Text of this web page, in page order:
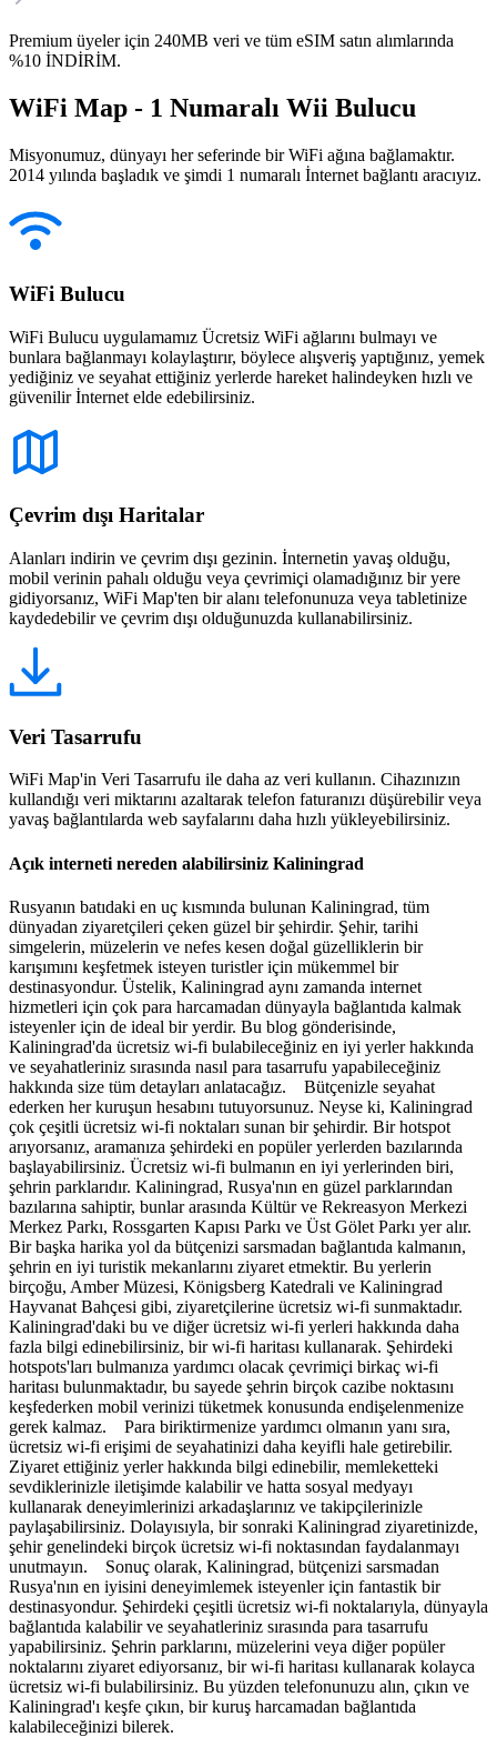
Premium üyeler için 240MB veri ve tüm eSIM satın alımlarında
%10 İNDİRİM.
WiFi Map - 1 Numaralı Wii Bulucu
Misyonumuz, dünyayı her seferinde bir WiFi ağına bağlamaktır.
2014 yılında başladık ve şimdi 1 numaralı İnternet bağlantı aracıyız.
WiFi Bulucu
WiFi Bulucu uygulamamız Ücretsiz WiFi ağlarını bulmayı ve
bunlara bağlanmayı kolaylaştırır, böylece alışveriş yaptığınız, yemek
yediğiniz ve seyahat ettiğiniz yerlerde hareket halindeyken hızlı ve
güvenilir İnternet elde edebilirsiniz.
Çevrim dışı Haritalar
Alanları indirin ve çevrim dışı gezinin. İnternetin yavaş olduğu,
mobil verinin pahalı olduğu veya çevrimiçi olamadığınız bir yere
gidiyorsanız, WiFi Map'ten bir alanı telefonunuza veya tabletinize
kaydedebilir ve çevrim dışı olduğunuzda kullanabilirsiniz.
Veri Tasarrufu
WiFi Map'in Veri Tasarrufu ile daha az veri kullanın. Cihazınızın
kullandığı veri miktarını azaltarak telefon faturanızı düşürebilir veya
yavaş bağlantılarda web sayfalarını daha hızlı yükleyebilirsiniz.
Açık interneti nereden alabilirsiniz Kaliningrad
Rusyanın batıdaki en uç kısmında bulunan Kaliningrad, tüm
dünyadan ziyaretçileri çeken güzel bir şehirdir. Şehir, tarihi
simgelerin, müzelerin ve nefes kesen doğal güzelliklerin bir
karışımını keşfetmek isteyen turistler için mükemmel bir
destinasyondur. Üstelik, Kaliningrad aynı zamanda internet
hizmetleri için çok para harcamadan dünyayla bağlantıda kalmak
isteyenler için de ideal bir yerdir. Bu blog gönderisinde,
Kaliningrad'da ücretsiz wi-fi bulabileceğiniz en iyi yerler hakkında
ve seyahatleriniz sırasında nasıl para tasarrufu yapabileceğiniz
hakkında size tüm detayları anlatacağız. Bütçenizle seyahat
ederken her kuruşun hesabını tutuyorsunuz. Neyse ki, Kaliningrad
çok çeşitli ücretsiz wi-fi noktaları sunan bir şehirdir. Bir hotspot
arıyorsanız, aramanıza şehirdeki en popüler yerlerden bazılarında
başlayabilirsiniz. Ücretsiz wi-fi bulmanın en iyi yerlerinden biri,
şehrin parklarıdır. Kaliningrad, Rusya'nın en güzel parklarından
bazılarına sahiptir, bunlar arasında Kültür ve Rekreasyon Merkezi
Merkez Parkı, Rossgarten Kapısı Parkı ve Üst Gölet Parkı yer alır.
Bir başka harika yol da bütçenizi sarsmadan bağlantıda kalmanın,
şehrin en iyi turistik mekanlarını ziyaret etmektir. Bu yerlerin
birçoğu, Amber Müzesi, Königsberg Katedrali ve Kaliningrad
Hayvanat Bahçesi gibi, ziyaretçilerine ücretsiz wi-fi sunmaktadır.
Kaliningrad'daki bu ve diğer ücretsiz wi-fi yerleri hakkında daha
fazla bilgi edinebilirsiniz, bir wi-fi haritası kullanarak. Şehirdeki
hotspots'ları bulmanıza yardımcı olacak çevrimiçi birkaç wi-fi
haritası bulunmaktadır, bu sayede şehrin birçok cazibe noktasını
keşfederken mobil verinizi tüketmek konusunda endişelenmenize
gerek kalmaz. Para biriktirmenize yardımcı olmanın yanı sıra,
ücretsiz wi-fi erişimi de seyahatinizi daha keyifli hale getirebilir.
Ziyaret ettiğiniz yerler hakkında bilgi edinebilir, memleketteki
sevdiklerinizle iletişimde kalabilir ve hatta sosyal medyayı
kullanarak deneyimlerinizi arkadaşlarınız ve takipçilerinizle
paylaşabilirsiniz. Dolayısıyla, bir sonraki Kaliningrad ziyaretinizde,
şehir genelindeki birçok ücretsiz wi-fi noktasından faydalanmayı
unutmayın. Sonuç olarak, Kaliningrad, bütçenizi sarsmadan
Rusya'nın en iyisini deneyimlemek isteyenler için fantastik bir
destinasyondur. Şehirdeki çeşitli ücretsiz wi-fi noktalarıyla, dünyayla
bağlantıda kalabilir ve seyahatleriniz sırasında para tasarrufu
yapabilirsiniz. Şehrin parklarını, müzelerini veya diğer popüler
noktalarını ziyaret ediyorsanız, bir wi-fi haritası kullanarak kolayca
ücretsiz wi-fi bulabilirsiniz. Bu yüzden telefonunuzu alın, çıkın ve
Kaliningrad'ı keşfe çıkın, bir kuruş harcamadan bağlantıda
kalabileceğinizi bilerek.